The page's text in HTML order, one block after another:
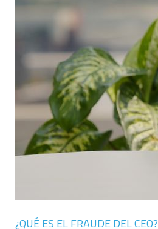
¿QUÉ ES EL FRAUDE DEL CEO?